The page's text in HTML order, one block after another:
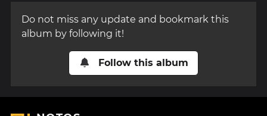
Do not miss any update and bookmark this
album by following it!
Follow this album